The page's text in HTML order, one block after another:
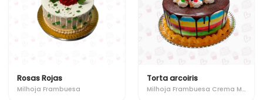
Rosas Rojas
Milhoja Frambuesa
Torta arcoiris
Milhoja Frambuesa Crema Manjar